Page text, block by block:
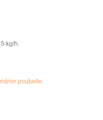
kg/h.
poubelle.